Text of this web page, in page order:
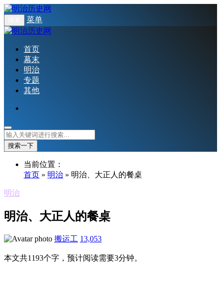
菜单
首页
幕末
明治
专题
其他
搜索一下
当前位置：
首页 » 明治 » 明治、大正人的餐桌
明治
明治、大正人的餐桌
搬运工 13,053
本文共1193个字，预计阅读需要3分钟。